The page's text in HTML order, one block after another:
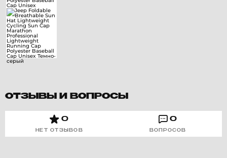
ОТЗЫВЫ И ВОПРОСЫ
0
НЕТ ОТЗЫВОВ
0
ВОПРОСОВ